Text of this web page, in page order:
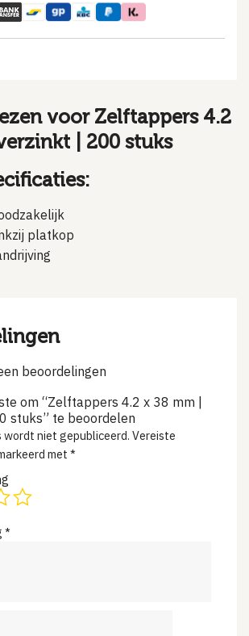
voor Zelftappers 4.2
| 200 stuks
platkop
beoordelingen
om “Zelftappers 4.2 x 38 mm |
stuks” te beoordelen
wordt niet gepubliceerd. Vereiste
met *
*